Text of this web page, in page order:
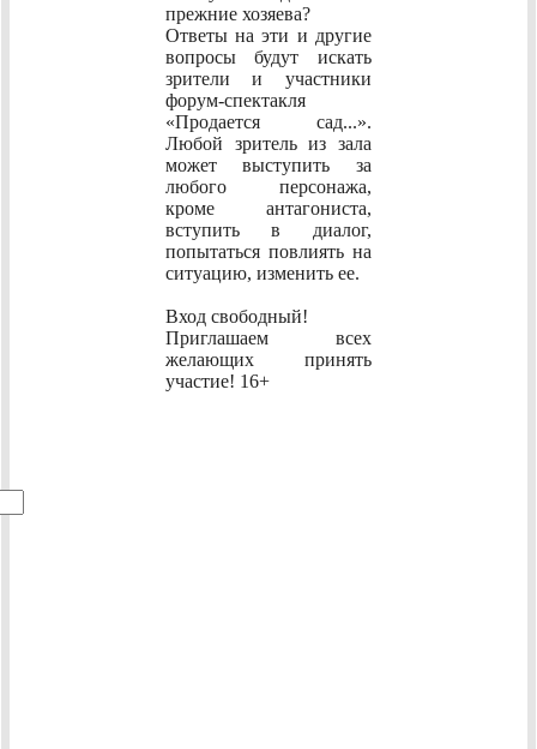
прежние хозяева?
Ответы на эти и другие
вопросы будут искать
зрители и участники
форум-спектакля
«Продается сад...».
Любой зритель из зала
может выступить за
любого персонажа,
кроме антагониста,
вступить в диалог,
попытаться повлиять на
ситуацию, изменить ее.
Вход свободный!
Приглашаем всех
желающих принять
участие! 16+